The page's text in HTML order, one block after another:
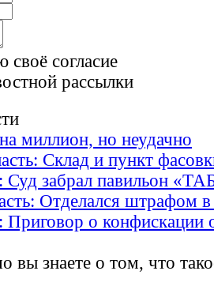
согласие
рассылки
миллион, но неудачно
Склад и пункт
Суд забрал павильон
Отделался штрафом
Приговор о конфискации
вы знаете о том, что